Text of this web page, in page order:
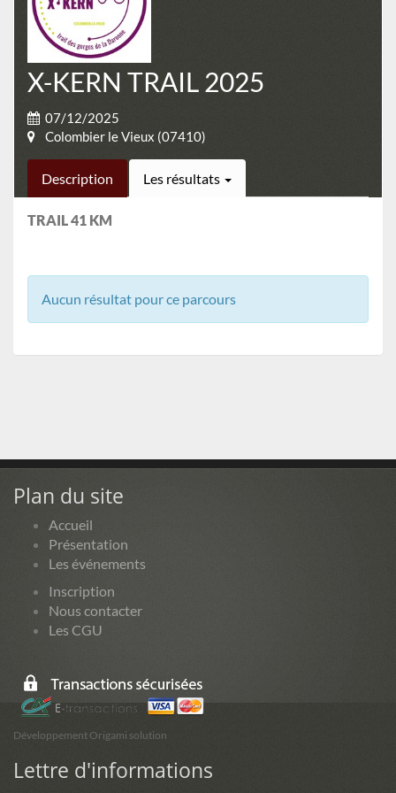
X-KERN TRAIL 2025
07/12/2025
Colombier le Vieux (07410)
Description Les résultats
TRAIL 41 KM
Aucun résultat pour ce parcours
Plan du site
Accueil
Présentation
Les événements
Inscription
Nous contacter
Les CGU
Développement Origami solution
Lettre d'informations